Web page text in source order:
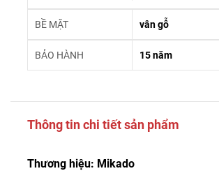
BỀ MẶT vân gỗ
BẢO HÀNH 15 năm
Thông tin chi tiết sản phẩm
Thương hiệu: Mikado